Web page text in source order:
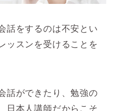
話をするのは不安とい
ッスンを受けることを
話ができたり、勉強の
日本人講師だからこそ